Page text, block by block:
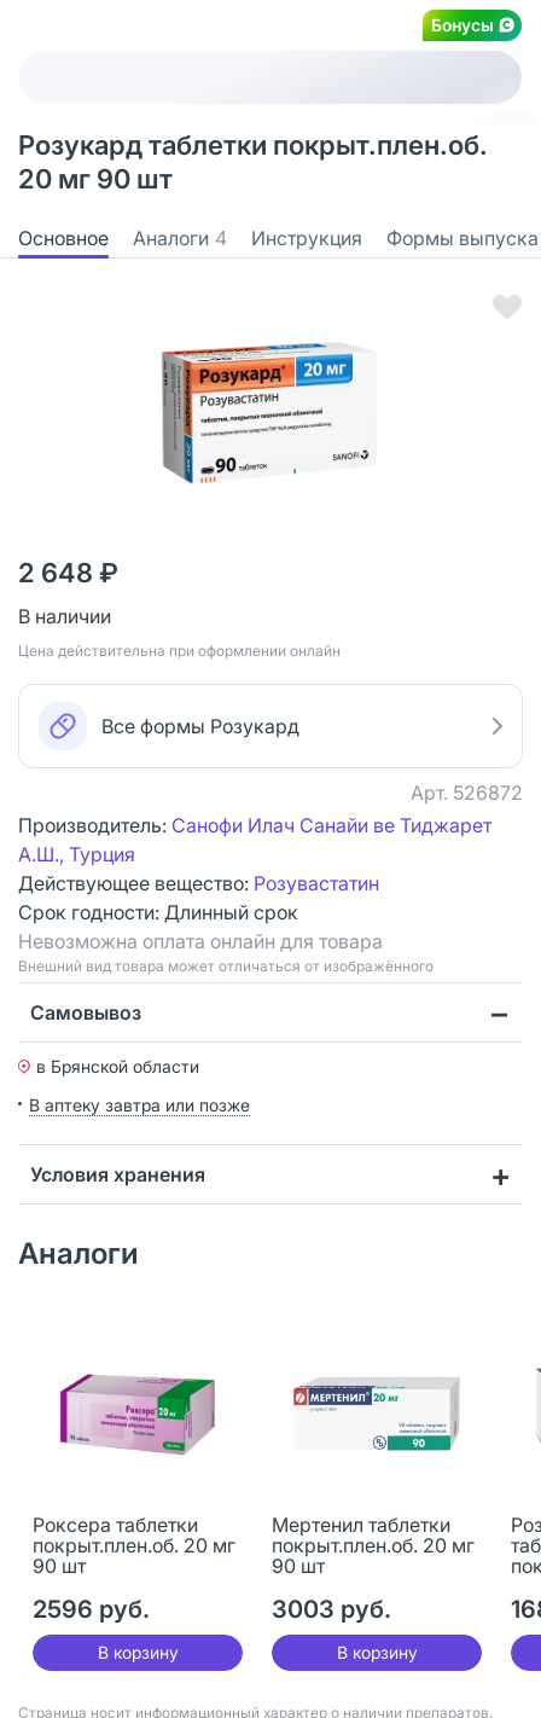
Бонусы
Розукард таблетки покрыт.плен.об.
20 мг 90 шт
Основное Аналоги 4 Инструкция Формы выпуска
2 648 ₽
В наличии
Цена действительна при оформлении онлайн
Все формы Розукард
Арт. 526872
Производитель: Санофи Илач Санайи ве Тиджарет
А.Ш., Турция
Действующее вещество: Розувастатин
Срок годности: Длинный срок
Невозможна оплата онлайн для товара
Bнешний вид товара может отличаться от изображённого
Самовывоз
в Брянской области
В аптеку завтра или позже
Условия хранения
Аналоги
Роксера таблетки
покрыт.плен.об. 20 мг
90 шт
2596 руб.
В корзину
Мертенил таблетки
покрыт.плен.об. 20 мг
90 шт
3003 руб.
В корзину
Страница носит информационный характер о наличии препаратов.